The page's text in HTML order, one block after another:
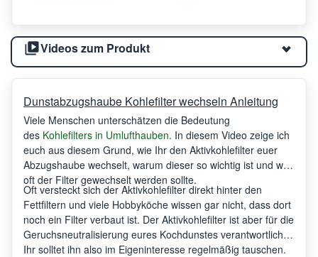
Videos zum Produkt
Dunstabzugshaube Kohlefilter wechseln Anleitung
Viele Menschen unterschätzen die Bedeutung
des Kohlefilters in Umlufthauben. In diesem Video zeige ich
euch aus diesem Grund, wie Ihr den Aktivkohlefilter euer
Abzugshaube wechselt, warum dieser so wichtig ist und wie
oft der Filter gewechselt werden sollte.
Oft versteckt sich der Aktivkohlefilter direkt hinter den
Fettfiltern und viele Hobbyköche wissen gar nicht, dass dort
noch ein Filter verbaut ist. Der Aktivkohlefilter ist aber für die
Geruchsneutralisierung eures Kochdunstes verantwortlich.
Ihr solltet ihn also im Eigeninteresse regelmäßig tauschen.